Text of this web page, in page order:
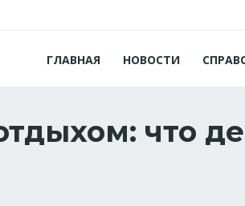
ГЛАВНАЯ НОВОСТИ
что